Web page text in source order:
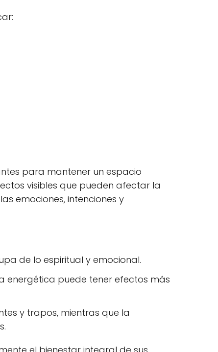
para mantener un espacio
visibles que pueden afectar la
emociones, intenciones y
de lo espiritual y emocional.
energética puede tener efectos más
y trapos, mientras que la